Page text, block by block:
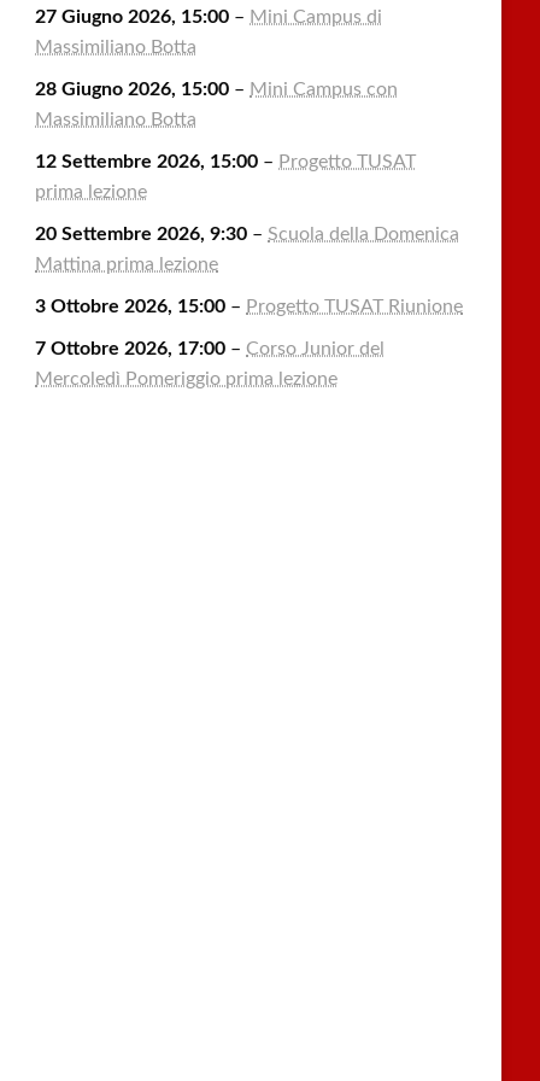
27 Giugno 2026, 15:00 – Mini Campus di
Massimiliano Botta
28 Giugno 2026, 15:00 – Mini Campus con
Massimiliano Botta
12 Settembre 2026, 15:00 – Progetto TUSAT
prima lezione
20 Settembre 2026, 9:30 –Scuola della Domenica
Mattina prima lezione
3 Ottobre 2026, 15:00 – Progetto TUSAT Riunione
7 Ottobre 2026, 17:00 – Corso Junior del
Mercoledì Pomeriggio prima lezione